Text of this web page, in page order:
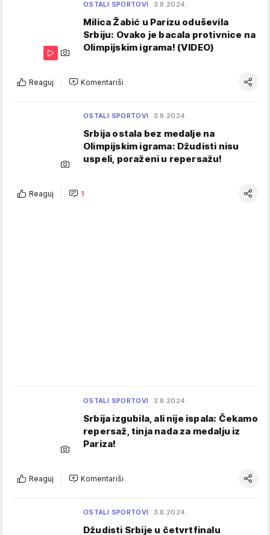
OSTALI SPORTOVI 3.8.2024.
Milica Žabić u Parizu oduševila
Srbiju: Ovako je bacala protivnice na
Olimpijskim igrama! (VIDEO)
Reaguj Komentariši
OSTALI SPORTOVI 3.8.2024.
Srbija ostala bez medalje na
Olimpijskim igrama: Džudisti nisu
uspeli, poraženi u repersažu!
Reaguj 1
OSTALI SPORTOVI 3.8.2024.
Srbija izgubila, ali nije ispala: Čekamo
repersaž, tinja nada za medalju iz
Pariza!
Reaguj Komentariši
OSTALI SPORTOVI 3.8.2024.
Džudisti Srbije u četvrtfinalu